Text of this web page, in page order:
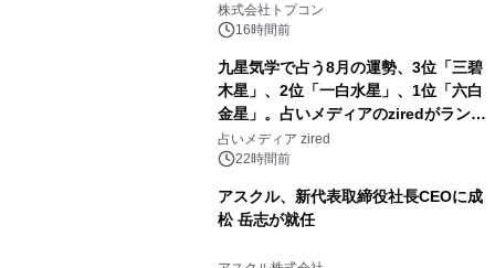
株式会社トプコン
16時間前
九星気学で占う8月の運勢、3位「三碧
木星」、2位「一白水星」、1位「六白
金星」。占いメディアのziredがランキ
ングを発表
占いメディア zired
22時間前
アスクル、新代表取締役社長CEOに成
松 岳志が就任